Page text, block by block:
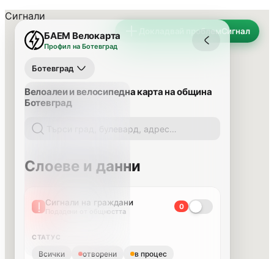
Докладвай проблемСигнал
БАЕМ Велокарта
Профил на Ботевград
Ботевград
Велоалеи и велосипедна карта на община
Ботевград
Слоеве и данни
Сигнали на граждани
Подадени от общността
0
СТАТУС
Всички отворени
в процес
Сигнали